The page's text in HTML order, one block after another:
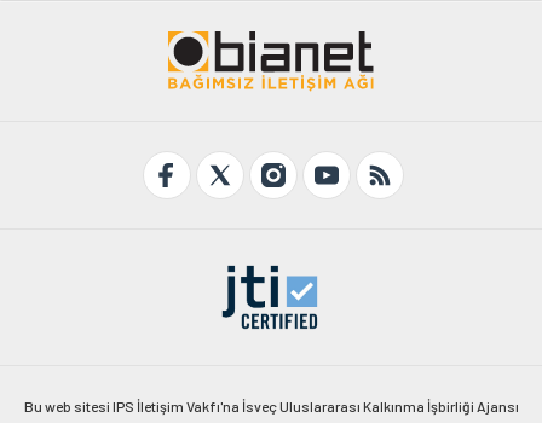
Bu web sitesi IPS İletişim Vakfı'na İsveç Uluslararası Kalkınma İşbirliği Ajansı